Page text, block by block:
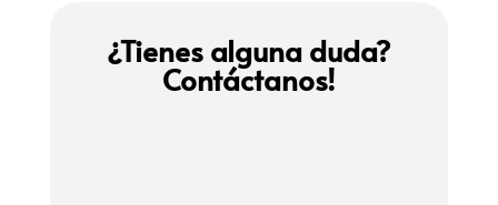
¿Tienes alguna duda?
Contáctanos!